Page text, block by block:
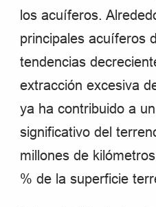
los acuíferos.
principales acuíferos
tendencias
extracción excesiva
ya ha contribuido a
significativo del
millones de
% de la superficie